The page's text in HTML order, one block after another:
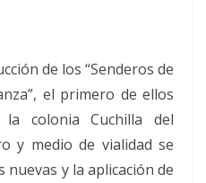
de los “Senderos de
el primero de ellos
colonia Cuchilla del
y medio de vialidad se
y la aplicación de